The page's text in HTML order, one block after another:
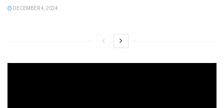
DECEMBER 4, 2024